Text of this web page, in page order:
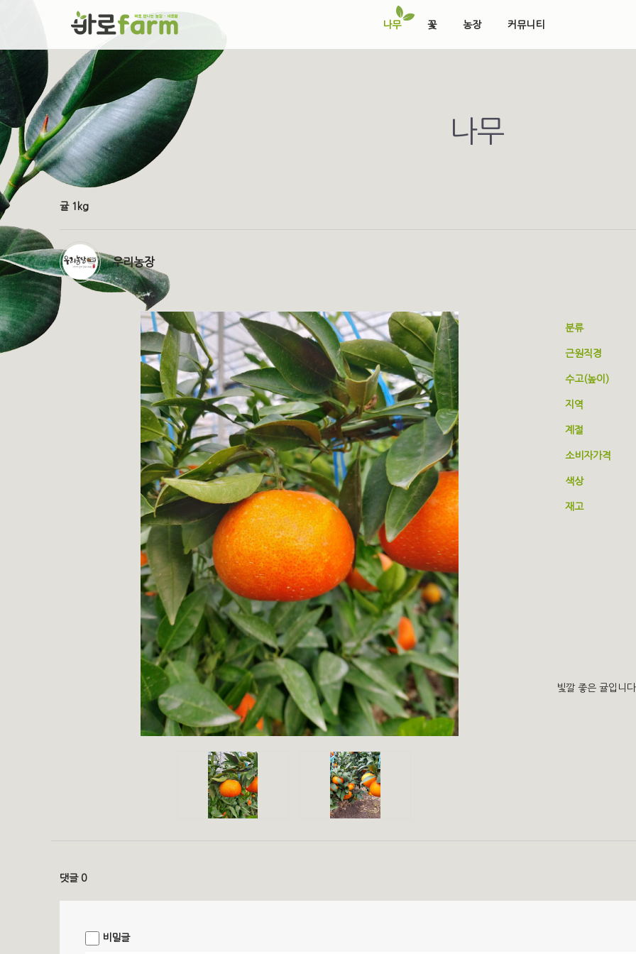
나무 꽃 농장 커뮤니티
나무
귤 1kg
우리농장
분류
근원직경
수고(높이)
지역
계절
소비자가격
색상
재고
빛깔 좋은 귤입니
댓글 0
비밀글